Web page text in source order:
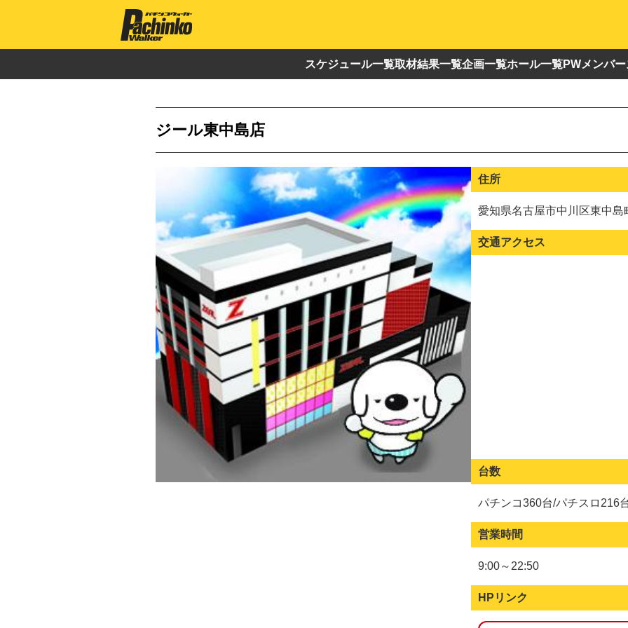
スケジュール一覧取材結果一覧企画一覧ホール一覧PWメンバ
ジール東中島店
住所
愛知県名古屋市中川区東中島
交通アクセス
台数
パチンコ360台/パチスロ216
営業時間
9:00～22:50
HPリンク